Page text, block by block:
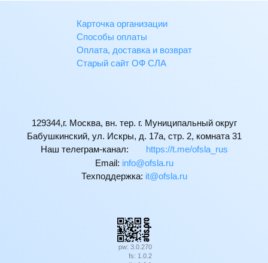
Карточка организации
Способы оплаты
Оплата, доставка и возврат
Старый сайт ОФ СЛА
129344,г. Москва, вн. тер. г. Муниципальный округ
Бабушкинский, ул. Искры, д. 17а, стр. 2, комната 31
Наш телеграм-канал:
https://t.me/ofsla_rus
Email: ur.alsfo@ofni
Техподдержка: ur.alsfo@ti
pw: 3.0.270
fs: 1.0.2